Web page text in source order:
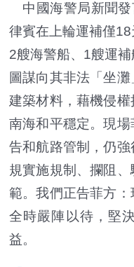
中國海警局新聞發
律賓在上輪運補僅
2艘海警船、1艘運
圖謀向其非法「坐
建築材料，藉機侵
南海和平穩定。現
告和航路管制，仍
規實施規制、攔阻
範。我們正告菲方
全時嚴陣以待，堅
益。